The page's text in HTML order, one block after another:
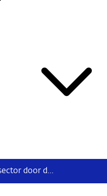
AFM en DNB waarschuwen voor systeemrisico’s financiële sector door digitale afhankelijkheid